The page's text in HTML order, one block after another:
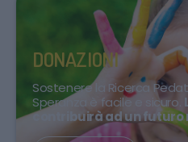
DONAZIONI
Sostenere la Ricerca
Speranza è facile e sicuro.
contribuirà ad un futuro